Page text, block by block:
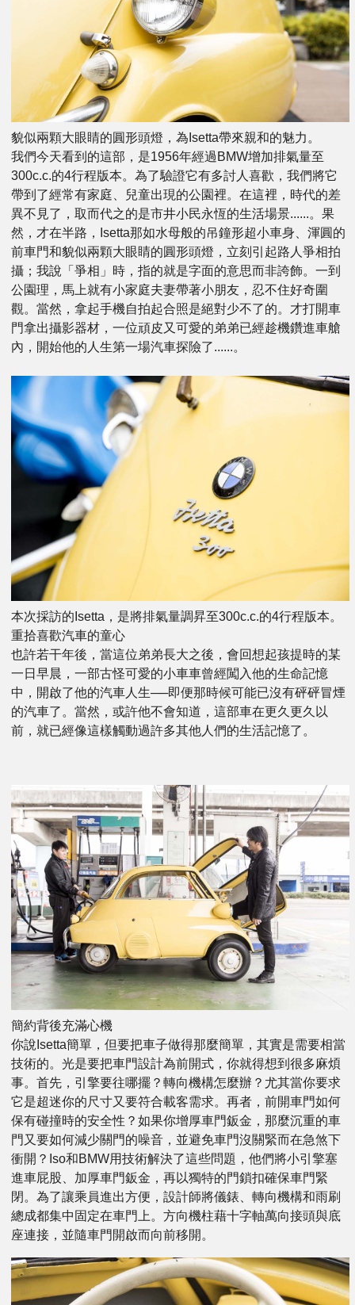
貌似兩顆大眼睛的圓形頭燈，為Isetta帶來親和的魅力。
我們今天看到的這部，是1956年經過BMW增加排氣量至
300c.c.的4行程版本。為了驗證它有多討人喜歡，我們將它
帶到了經常有家庭、兒童出現的公園裡。在這裡，時代的差
異不見了，取而代之的是市井小民永恆的生活場景......。果
然，才在半路，Isetta那如水母般的吊鐘形超小車身、渾圓的
前車門和貌似兩顆大眼睛的圓形頭燈，立刻引起路人爭相拍
攝；我說「爭相」時，指的就是字面的意思而非誇飾。一到
公園理，馬上就有小家庭夫妻帶著小朋友，忍不住好奇圍
觀。當然，拿起手機自拍起合照是絕對少不了的。才打開車
門拿出攝影器材，一位頑皮又可愛的弟弟已經趁機鑽進車艙
內，開始他的人生第一場汽車探險了......。
本次採訪的Isetta，是將排氣量調昇至300c.c.的4行程版本。
重拾喜歡汽車的童心
也許若干年後，當這位弟弟長大之後，會回想起孩提時的某
一日早晨，一部古怪可愛的小車車曾經闖入他的生命記憶
中，開啟了他的汽車人生──即便那時候可能已沒有砰砰冒煙
的汽車了。當然，或許他不會知道，這部車在更久更久以
前，就已經像這樣觸動過許多其他人們的生活記憶了。
簡約背後充滿心機
你說Isetta簡單，但要把車子做得那麼簡單，其實是需要相當
技術的。光是要把車門設計為前開式，你就得想到很多麻煩
事。首先，引擎要往哪擺？轉向機構怎麼辦？尤其當你要求
它是超迷你的尺寸又要符合載客需求。再者，前開車門如何
保有碰撞時的安全性？如果你增厚車門鈑金，那麼沉重的車
門又要如何減少關門的噪音，並避免車門沒關緊而在急煞下
衝開？Iso和BMW用技術解決了這些問題，他們將小引擎塞
進車屁股、加厚車門鈑金，再以獨特的門鎖扣確保車門緊
閉。為了讓乘員進出方便，設計師將儀錶、轉向機構和雨刷
總成都集中固定在車門上。方向機柱藉十字軸萬向接頭與底
座連接，並隨車門開啟而向前移開。